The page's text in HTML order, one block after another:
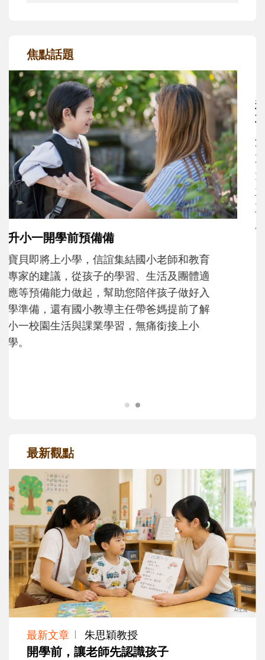
焦點話題
和孩子一起長大的那個男人│讀懂父親的
不同模樣
沒有人天生就擅長當爸爸！男人總是在一次
次「前所未有」的體驗中，跟著孩子一起長
大。從給予安全感的肢體遊戲，到獨立自
主、角色認同及解決問題的能力養成。爸爸
最新觀點
最新文章 朱思穎教授
開學前，讓老師先認識孩子